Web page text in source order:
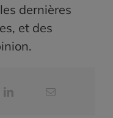
dernières
et des